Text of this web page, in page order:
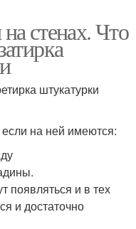
стенах. Что
штукатурки
на ней имеются:
появляться и в тех
и достаточно